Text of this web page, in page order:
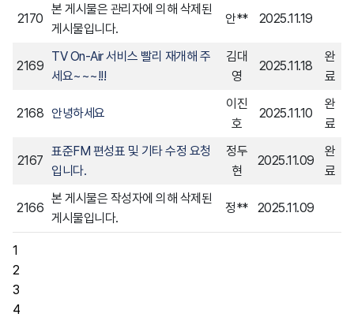
야간, 주말, 공휴일 등 근무 외 시간에 접수된 사항에 대
6. 재발 방지 대책
민원 처리의 효율성 제고를 위해 부서간 상시 협력
7. 시행일 : 2025년 7월 15일
2170
본 게시물은 관리자에 의해 삭제된
게시물입니다.
안** 2025.11.19
2169
TV On-Air 서비스 빨리 재개해 주
세요~~~!!!
김대
영
2025.11.18
완
료
2168 안녕하세요
이진
호
2025.11.10
완
료
2167
표준FM 편성표 및 기타 수정 요청
입니다.
정두
현
2025.11.09
완
료
2166
본 게시물은 작성자에 의해 삭제된
게시물입니다.
정** 2025.11.09
1
2
3
4